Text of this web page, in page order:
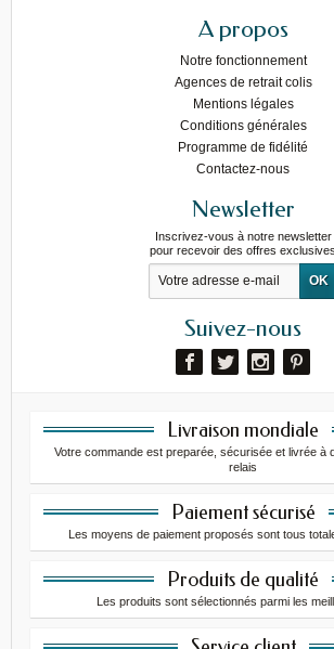
A propos
Notre fonctionnement
Agences de retrait colis
Mentions légales
Conditions générales
Programme de fidélité
Contactez-nous
Newsletter
Inscrivez-vous à notre newsletter
pour recevoir des offres exclusives
Suivez-nous
Livraison mondiale
Votre commande est preparée, sécurisée et livrée à
relais
Paiement sécurisé
Les moyens de paiement proposés sont tous
Produits de qualité
Les produits sont sélectionnés parmi les